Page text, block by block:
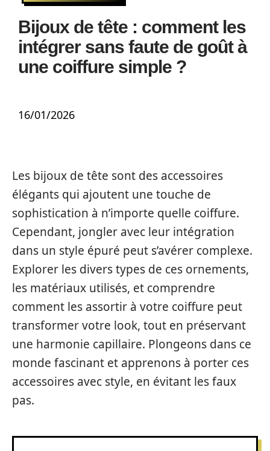
Bijoux de tête : comment les
intégrer sans faute de goût à
une coiffure simple ?
16/01/2026
Les bijoux de tête sont des accessoires
élégants qui ajoutent une touche de
sophistication à n’importe quelle coiffure.
Cependant, jongler avec leur intégration
dans un style épuré peut s’avérer complexe.
Explorer les divers types de ces ornements,
les matériaux utilisés, et comprendre
comment les assortir à votre coiffure peut
transformer votre look, tout en préservant
une harmonie capillaire. Plongeons dans ce
monde fascinant et apprenons à porter ces
accessoires avec style, en évitant les faux
pas.